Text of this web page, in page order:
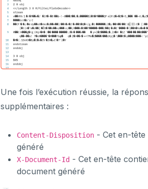
Une fois l’exécution réussie, la
supplémentaires :
Content-Disposition - Cet en-
généré
X-Document-Id - Cet en-tête
document généré